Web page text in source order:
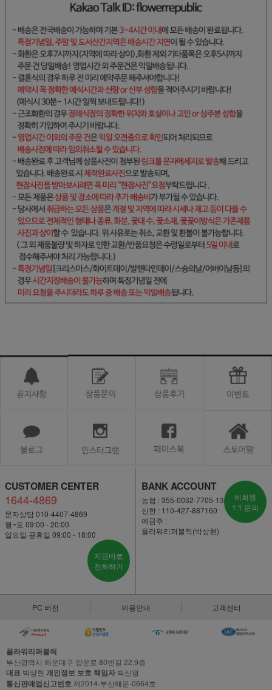
CUSTOMER CENTER
1644-4869
문자상담 010-4407-4869
월~토 09:00 - 20:00
일요일·공휴일 09:00 - 18:00
지금바로
전화하기
BANK ACCOUNT
농협 : 355-0032-7705-13
신한 : 110-427-887160
예금주 :
플라워리퍼블릭(박상현)
비회원
1:1 문의
PC 버전 이용안내 고객센터
플라워리퍼블릭
부산광역시 해운대구 양운로 80번길 22,9층
대표 박상현 개인정보 보호 책임자 박신영
통신판매업신고번호제2014-부산해운-0664호